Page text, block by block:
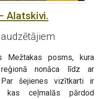
Alatskivi.
Mežtakas posms, kura
nonāca līdz ar
šejienes vizītkarti ir
kas ceļmalās pārdod